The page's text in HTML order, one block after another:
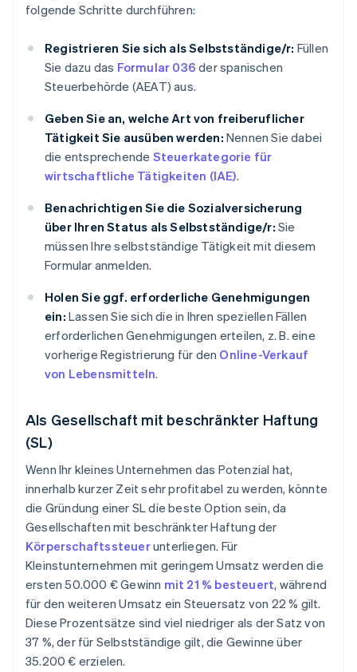
folgende Schritte durchführen:
Registrieren Sie sich als Selbstständige/r: Füllen
Sie dazu das Formular 036 der spanischen
Steuerbehörde (AEAT) aus.
Geben Sie an, welche Art von freiberuflicher
Tätigkeit Sie ausüben werden: Nennen Sie dabei
die entsprechende Steuerkategorie für
wirtschaftliche Tätigkeiten (IAE).
Benachrichtigen Sie die Sozialversicherung
über Ihren Status als Selbstständige/r: Sie
müssen Ihre selbstständige Tätigkeit mit diesem
Formular anmelden.
Holen Sie ggf. erforderliche Genehmigungen
ein: Lassen Sie sich die in Ihren speziellen Fällen
erforderlichen Genehmigungen erteilen, z. B. eine
vorherige Registrierung für den Online-Verkauf
von Lebensmitteln.
Als Gesellschaft mit beschränkter Haftung
(SL)
Wenn Ihr kleines Unternehmen das Potenzial hat,
innerhalb kurzer Zeit sehr profitabel zu werden, könnte
die Gründung einer SL die beste Option sein, da
Gesellschaften mit beschränkter Haftung der
Körperschaftssteuerunterliegen. Für
Kleinstunternehmen mit geringem Umsatz werden die
ersten 50.000 € Gewinn mit 21 % besteuert, während
für den weiteren Umsatz ein Steuersatz von 22 % gilt.
Diese Prozentsätze sind viel niedriger als der Satz von
37 %, der für Selbstständige gilt, die Gewinne über
35.200 € erzielen.